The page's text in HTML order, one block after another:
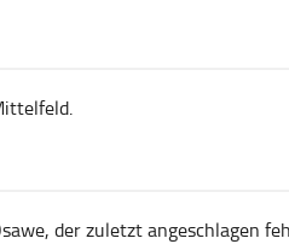
der zuletzt angeschlagen